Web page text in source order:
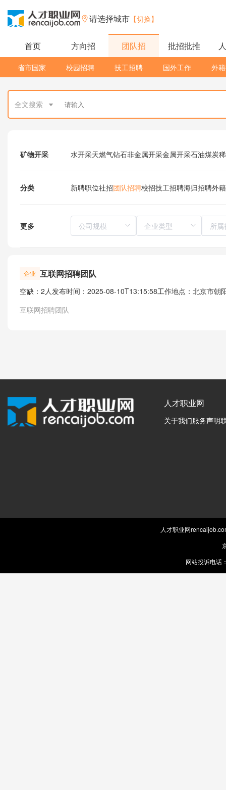
请选择城市 【切换】
首页 方向招 团队招 批招批推
省市国家 校园招聘 技工招聘 国外工作 外
全文搜索
矿物开采 水开采天燃气钻石非金属开采金属开采石油煤炭
分类 新聘职位社招团队招聘校招技工招聘海归招聘外
更多 所
企业 互联网招聘团队
空缺：2人发布时间：2025-08-10T13:15:58工作地点：北京市朝
互联网招聘团队
人才职业网
关于我们服务声明
人才职业网
网站投诉电话